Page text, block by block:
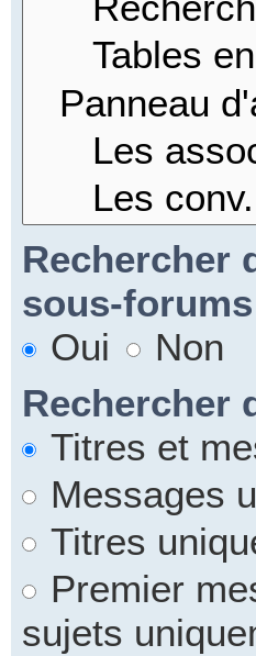
Rechercher
sous-
Oui
Non
Rechercher
Titres et
Messages
Titres
Premier
sujets